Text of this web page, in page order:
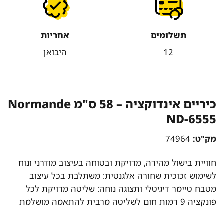
תשלומים
12
אחריות
היבואן
כיריים אינדוקציה – 58 ס"מ Normande
ND-6555
מק"ט:74964
חוויית בישול מהירה, מדויקת ובטוחה בעיצוב מודרני ונוח
לשימוש זכוכית שחורה אלגנטית: משתלבת בכל עיצוב
מטבח טיימר דיגיטלי ותצוגה נוחה: שליטה מדויקת לכל
פונקציה 9 רמות חום לשליטה מרבית להתאמה מושלמת